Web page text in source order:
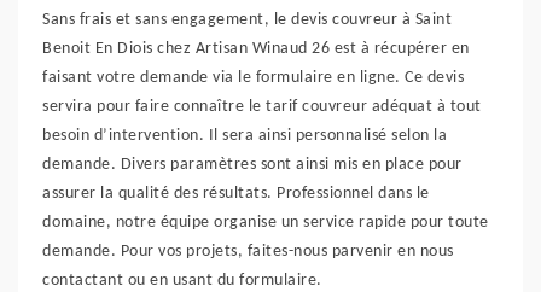
Sans frais et sans engagement, le devis couvreur à Saint
Benoit En Diois chez Artisan Winaud 26 est à récupérer en
faisant votre demande via le formulaire en ligne. Ce devis
servira pour faire connaître le tarif couvreur adéquat à tout
besoin d’intervention. Il sera ainsi personnalisé selon la
demande. Divers paramètres sont ainsi mis en place pour
assurer la qualité des résultats. Professionnel dans le
domaine, notre équipe organise un service rapide pour toute
demande. Pour vos projets, faites-nous parvenir en nous
contactant ou en usant du formulaire.